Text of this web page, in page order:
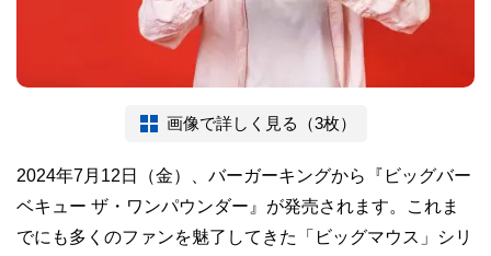
画像で詳しく見る（3枚）
2024年7月12日（金）、バーガーキングから『ビッグバー
ベキュー ザ・ワンパウンダー』が発売されます。これま
でにも多くのファンを魅了してきた「ビッグマウス」シリ